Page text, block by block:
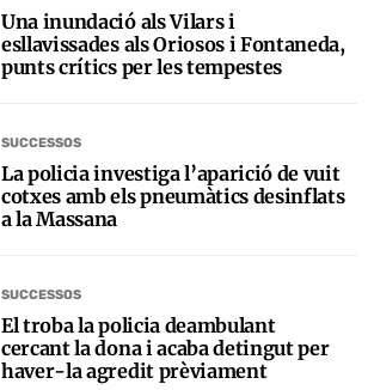
Una inundació als Vilars i
esllavissades als Oriosos i Fontaneda,
punts crítics per les tempestes
SUCCESSOS
La policia investiga l’aparició de vuit
cotxes amb els pneumàtics desinflats
a la Massana
SUCCESSOS
El troba la policia deambulant
cercant la dona i acaba detingut per
haver-la agredit prèviament